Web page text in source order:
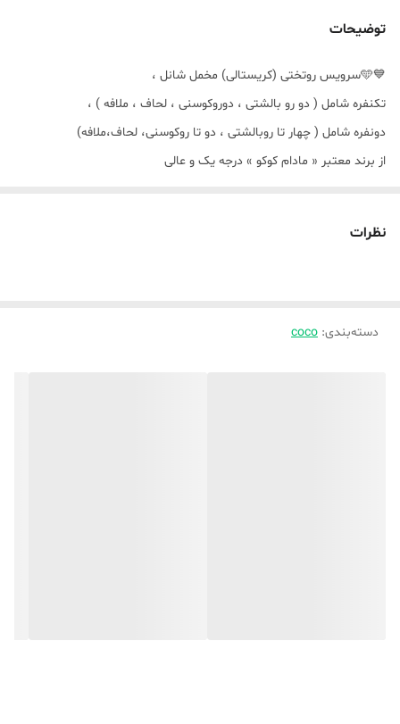
توضیحات
💙🩵سرویس روتختی (کریستالی) مخمل شانل ،
تکنفره شامل ( دو رو بالشتی ، دوروکوسنی ، لحاف ، ملافه ) ،
دونفره شامل ( چهار تا روبالشتی ، دو تا روکوسنی، لحاف،ملافه)
از برند معتبر « مادام کوکو » درجه یک و عالی
نظرات
دسته‌بندی:
coco